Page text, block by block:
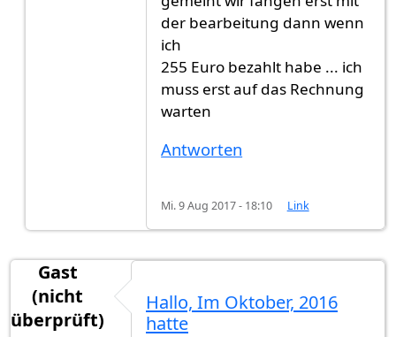
der bearbeitung dann wenn
ich
255 Euro bezahlt habe ... ich
muss erst auf das Rechnung
warten
Antworten
Mi. 9 Aug 2017 - 18:10 Link
Gast
(nicht
überprüft)
Hallo, Im Oktober, 2016
hatte